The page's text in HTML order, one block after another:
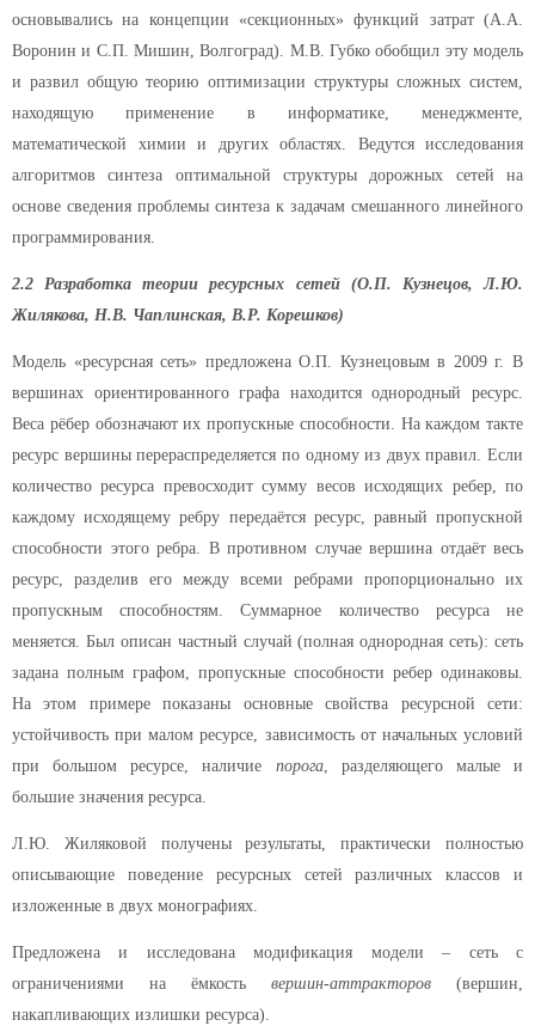
основывались на концепции «секционных» функций затрат (А.А.
Воронин и С.П. Мишин, Волгоград). М.В. Губко обобщил эту модель
и развил общую теорию оптимизации структуры сложных систем,
находящую применение в информатике, менеджменте,
математической химии и других областях. Ведутся исследования
алгоритмов синтеза оптимальной структуры дорожных сетей на
основе сведения проблемы синтеза к задачам смешанного линейного
программирования.
2.2 Разработка теории ресурсных сетей (О.П. Кузнецов, Л.Ю.
Жилякова, Н.В. Чаплинская, В.Р. Корешков)
Модель «ресурсная сеть» предложена О.П. Кузнецовым в 2009 г. В
вершинах ориентированного графа находится однородный ресурс.
Веса рёбер обозначают их пропускные способности. На каждом такте
ресурс вершины перераспределяется по одному из двух правил. Если
количество ресурса превосходит сумму весов исходящих ребер, по
каждому исходящему ребру передаётся ресурс, равный пропускной
способности этого ребра. В противном случае вершина отдаёт весь
ресурс, разделив его между всеми ребрами пропорционально их
пропускным способностям. Суммарное количество ресурса не
меняется. Был описан частный случай (полная однородная сеть): сеть
задана полным графом, пропускные способности ребер одинаковы.
На этом примере показаны основные свойства ресурсной сети:
устойчивость при малом ресурсе, зависимость от начальных условий
при большом ресурсе, наличие порога, разделяющего малые и
большие значения ресурса.
Л.Ю. Жиляковой получены результаты, практически полностью
описывающие поведение ресурсных сетей различных классов и
изложенные в двух монографиях.
Предложена и исследована модификация модели – сеть с
ограничениями на ёмкость вершин-аттракторов (вершин,
накапливающих излишки ресурса).